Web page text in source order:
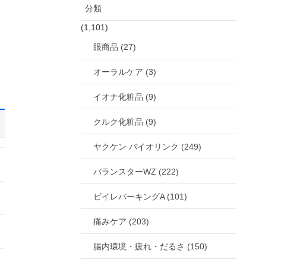
分類
(1,101)
眼商品 (27)
オーラルケア (3)
イオナ化粧品 (9)
クルク化粧品 (9)
ヤクケン バイオリンク (249)
バランスターWZ (222)
ビイレバーキングA (101)
痛みケア (203)
腸内環境・疲れ・だるさ (150)